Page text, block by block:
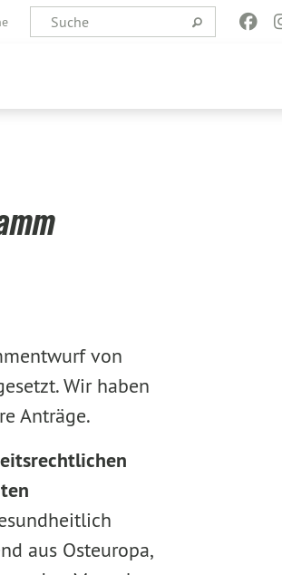
von
Wir haben
Anträge.
aus Osteuropa,